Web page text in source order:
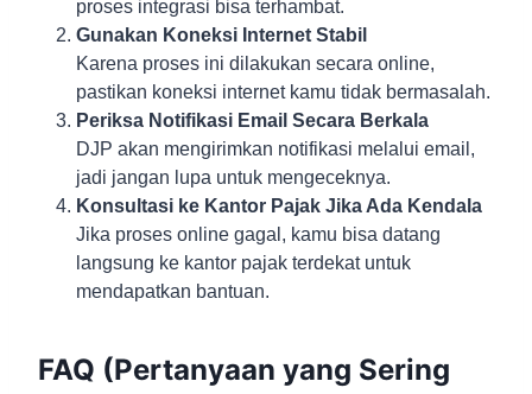
proses integrasi bisa terhambat.
Gunakan Koneksi Internet Stabil
Karena proses ini dilakukan secara online,
pastikan koneksi internet kamu tidak bermasalah.
Periksa Notifikasi Email Secara Berkala
DJP akan mengirimkan notifikasi melalui email,
jadi jangan lupa untuk mengeceknya.
Konsultasi ke Kantor Pajak Jika Ada Kendala
Jika proses online gagal, kamu bisa datang
langsung ke kantor pajak terdekat untuk
mendapatkan bantuan.
FAQ (Pertanyaan yang Sering